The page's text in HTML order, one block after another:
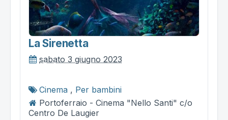
La Sirenetta
sabato 3 giugno 2023
Cinema , Per bambini
Portoferraio - Cinema "Nello Santi" c/o
Centro De Laugier